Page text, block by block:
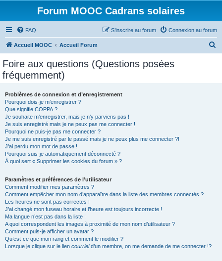
Forum MOOC Cadrans solaires
FAQ Connexion au forum
S’inscrire au forum
Accueil MOOC Accueil Forum
Foire aux questions (Questions posées
fréquemment)
Problèmes de connexion et d’enregistrement
Pourquoi dois-je m’enregistrer ?
Que signifie COPPA ?
Je souhaite m’enregistrer, mais je n’y parviens pas !
Je suis enregistré mais je ne peux pas me connecter !
Pourquoi ne puis-je pas me connecter ?
Je me suis enregistré par le passé mais je ne peux plus me connecter ?!
J’ai perdu mon mot de passe !
Pourquoi suis-je automatiquement déconnecté ?
À quoi sert « Supprimer les cookies du forum » ?
Paramètres et préférences de l’utilisateur
Comment modifier mes paramètres ?
Comment empêcher mon nom d’apparaître dans la liste des membres connectés ?
Les heures ne sont pas correctes !
J’ai changé mon fuseau horaire et l’heure est toujours incorrecte !
Ma langue n’est pas dans la liste !
A quoi correspondent les images à proximité de mon nom d’utilisateur ?
Comment puis-je afficher un avatar ?
Qu’est-ce que mon rang et comment le modifier ?
Lorsque je clique sur le lien courrield’un membre, on me demande de me connecter !?